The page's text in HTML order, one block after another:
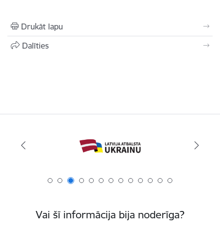
Drukāt lapu
Dalīties
Vai šī informācija bija noderīga?